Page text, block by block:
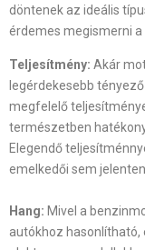
döntenek az ideális
érdemes megismerni
Teljesítmény: Akár
legérdekesebb
megfelelő
természetben
Elegendő
emelkedői sem
Hang: Mivel a
autókhoz hasonlítható,